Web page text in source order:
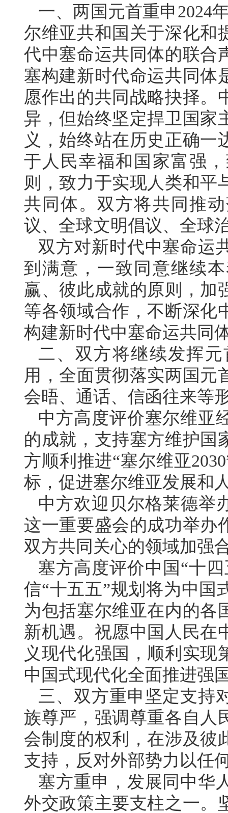
一、两国元首重申2024
尔维亚共和国关于深化和
代中塞命运共同体的联合
塞构建新时代命运共同体
愿作出的共同战略抉择。
异，但始终坚定捍卫国家
义，始终站在历史正确一
于人民幸福和国家富强
则，致力于实现人类和平
共同体。双方将共同推
议、全球文明倡议、全球
双方对新时代中塞命运
到满意，一致同意继续
赢、彼此成就的原则，加
等各领域合作，不断深化
构建新时代中塞命运共同
二、双方将继续发挥
用，全面贯彻落实两国元
会晤、通话、信函往来等
中方高度评价塞尔维亚
的成就，支持塞方维护国
方顺利推进“塞尔维亚
标，促进塞尔维亚发展和
中方欢迎贝尔格莱德举
这一重要盛会的成功举办
双方共同关心的领域加强
塞方高度评价中国“十
信“十五五”规划将为中国
为包括塞尔维亚在内的各
新机遇。祝愿中国人民在
义现代化强国，顺利实现
中国式现代化全面推进强
三、双方重申坚定支持
族尊严，强调尊重各自人
会制度的权利，在涉及彼
支持，反对外部势力以任
塞方重申，发展同中华
外交政策主要支柱之一。